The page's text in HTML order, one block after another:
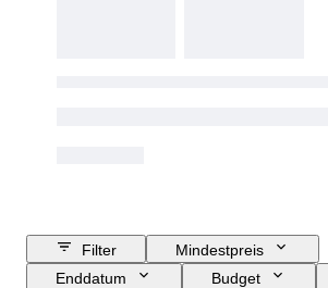
Filter
Mindestpreis
Enddatum
Budget